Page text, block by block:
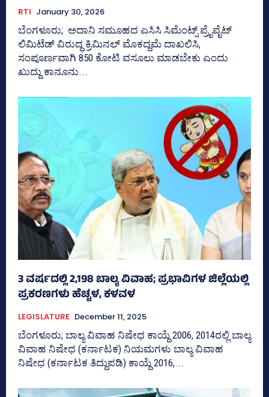
RTI January 30, 2026
ಬೆಂಗಳೂರು; ಅದಾನಿ ಸಮೂಹದ ಎಸಿಸಿ ಸಿಮೆಂಟ್ಸ್‌ ಪ್ರೈವೈಟ್‌
ಲಿಮಿಟೆಡ್‌ ವಿರುದ್ಧ ಕ್ರಿಮಿನಲ್ ಮೊಕದ್ದಮೆ ದಾಖಲಿಸಿ,
ಸಂಪೂರ್ಣವಾಗಿ 850 ಕೋಟಿ ವಸೂಲು ಮಾಡಬೇಕು ಎಂದು
ಖುದ್ದು ಕಾನೂನು...
3 ವರ್ಷದಲ್ಲಿ 2,198 ಬಾಲ್ಯ ವಿವಾಹ; ಪ್ರಭಾವಿಗಳ ಜಿಲ್ಲೆಯಲ್ಲಿ
ಪ್ರಕರಣಗಳು ಹೆಚ್ಚಳ, ಕಳವಳ
LEGISLATURE December 11, 2025
ಬೆಂಗಳೂರು; ಬಾಲ್ಯ ವಿವಾಹ ನಿಷೇಧ ಕಾಯ್ದೆ 2006, 2014ರಲ್ಲಿ ಬಾಲ್ಯ
ವಿವಾಹ ನಿಷೇಧ (ಕರ್ನಾಟಕ) ನಿಯಮಗಳು ಬಾಲ್ಯ ವಿವಾಹ
ನಿಷೇಧ (ಕರ್ನಾಟಕ ತಿದ್ದುಪಡಿ) ಕಾಯ್ದೆ 2016,...